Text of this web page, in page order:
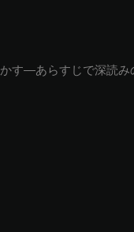
す—あらすじで深読み